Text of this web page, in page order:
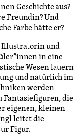
Geschichte aus?
Freundin? Und
Farbe hätte er?
Illustratorin und
in eine
Wesen lauern
und natürlich im
werden
Fantasiefiguren, die
eigenen, kleinen
leitet die
Figur.